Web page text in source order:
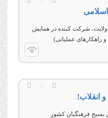
شرکت کننده در همایش
راهکارهای عملیاتی)
انقلاب!
بسيج فرهنگيان کشور